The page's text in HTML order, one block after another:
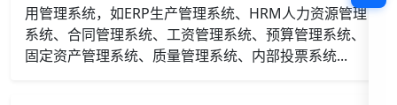
用管理系统，如ERP生产管理系统、HRM人力资源管理
系统、合同管理系统、工资管理系统、预算管理系统、
固定资产管理系统、质量管理系统、内部投票系统...